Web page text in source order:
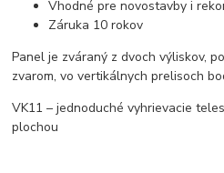
Vhodné pre novostavby i
Záruka 10 rokov
Panel je zváraný z dvoch výliskov,
zvarom, vo vertikálnych prelisoch
VK11 – jednoduché vyhrievacie
plochou